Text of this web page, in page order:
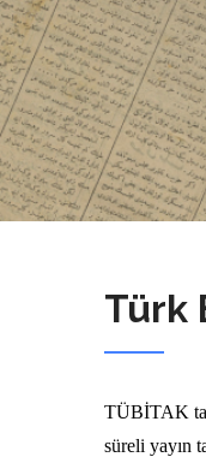
Türk
TÜBİTAK
süreli yayın